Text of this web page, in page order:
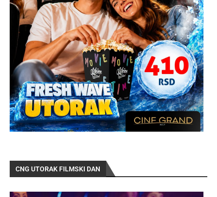
CNG UTORAK FILMSKI DAN